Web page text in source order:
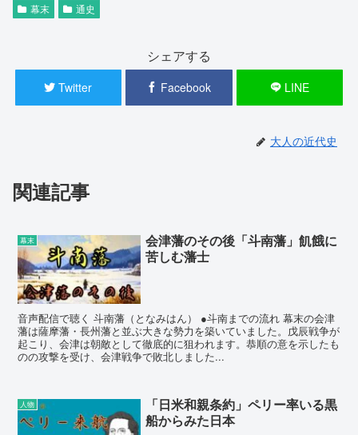
幕末 通史
シェアする
Twitter Facebook LINE
大人の近代史
関連記事
幕末
会津藩のその後「斗南藩」飢餓に
苦しむ藩士
音声配信で聴く 斗南藩（となみはん） ●斗南までの流れ 幕末の会津
藩は薩摩藩・長州藩と並ぶ大きな勢力を築いていました。戊辰戦争が
起こり、会津は朝敵として徹底的に狙われます。恭順の意を示したも
のの攻撃を受け、会津戦争で敗北しました...
人物
「日米和親条約」ペリー率いる黒
船からみた日本